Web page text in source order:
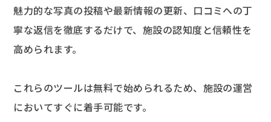
魅力的な写真の投稿や最新情報の更新、口コミへの丁
寧な返信を徹底するだけで、施設の認知度と信頼性を
高められます。
これらのツールは無料で始められるため、施設の運営
においてすぐに着手可能です。